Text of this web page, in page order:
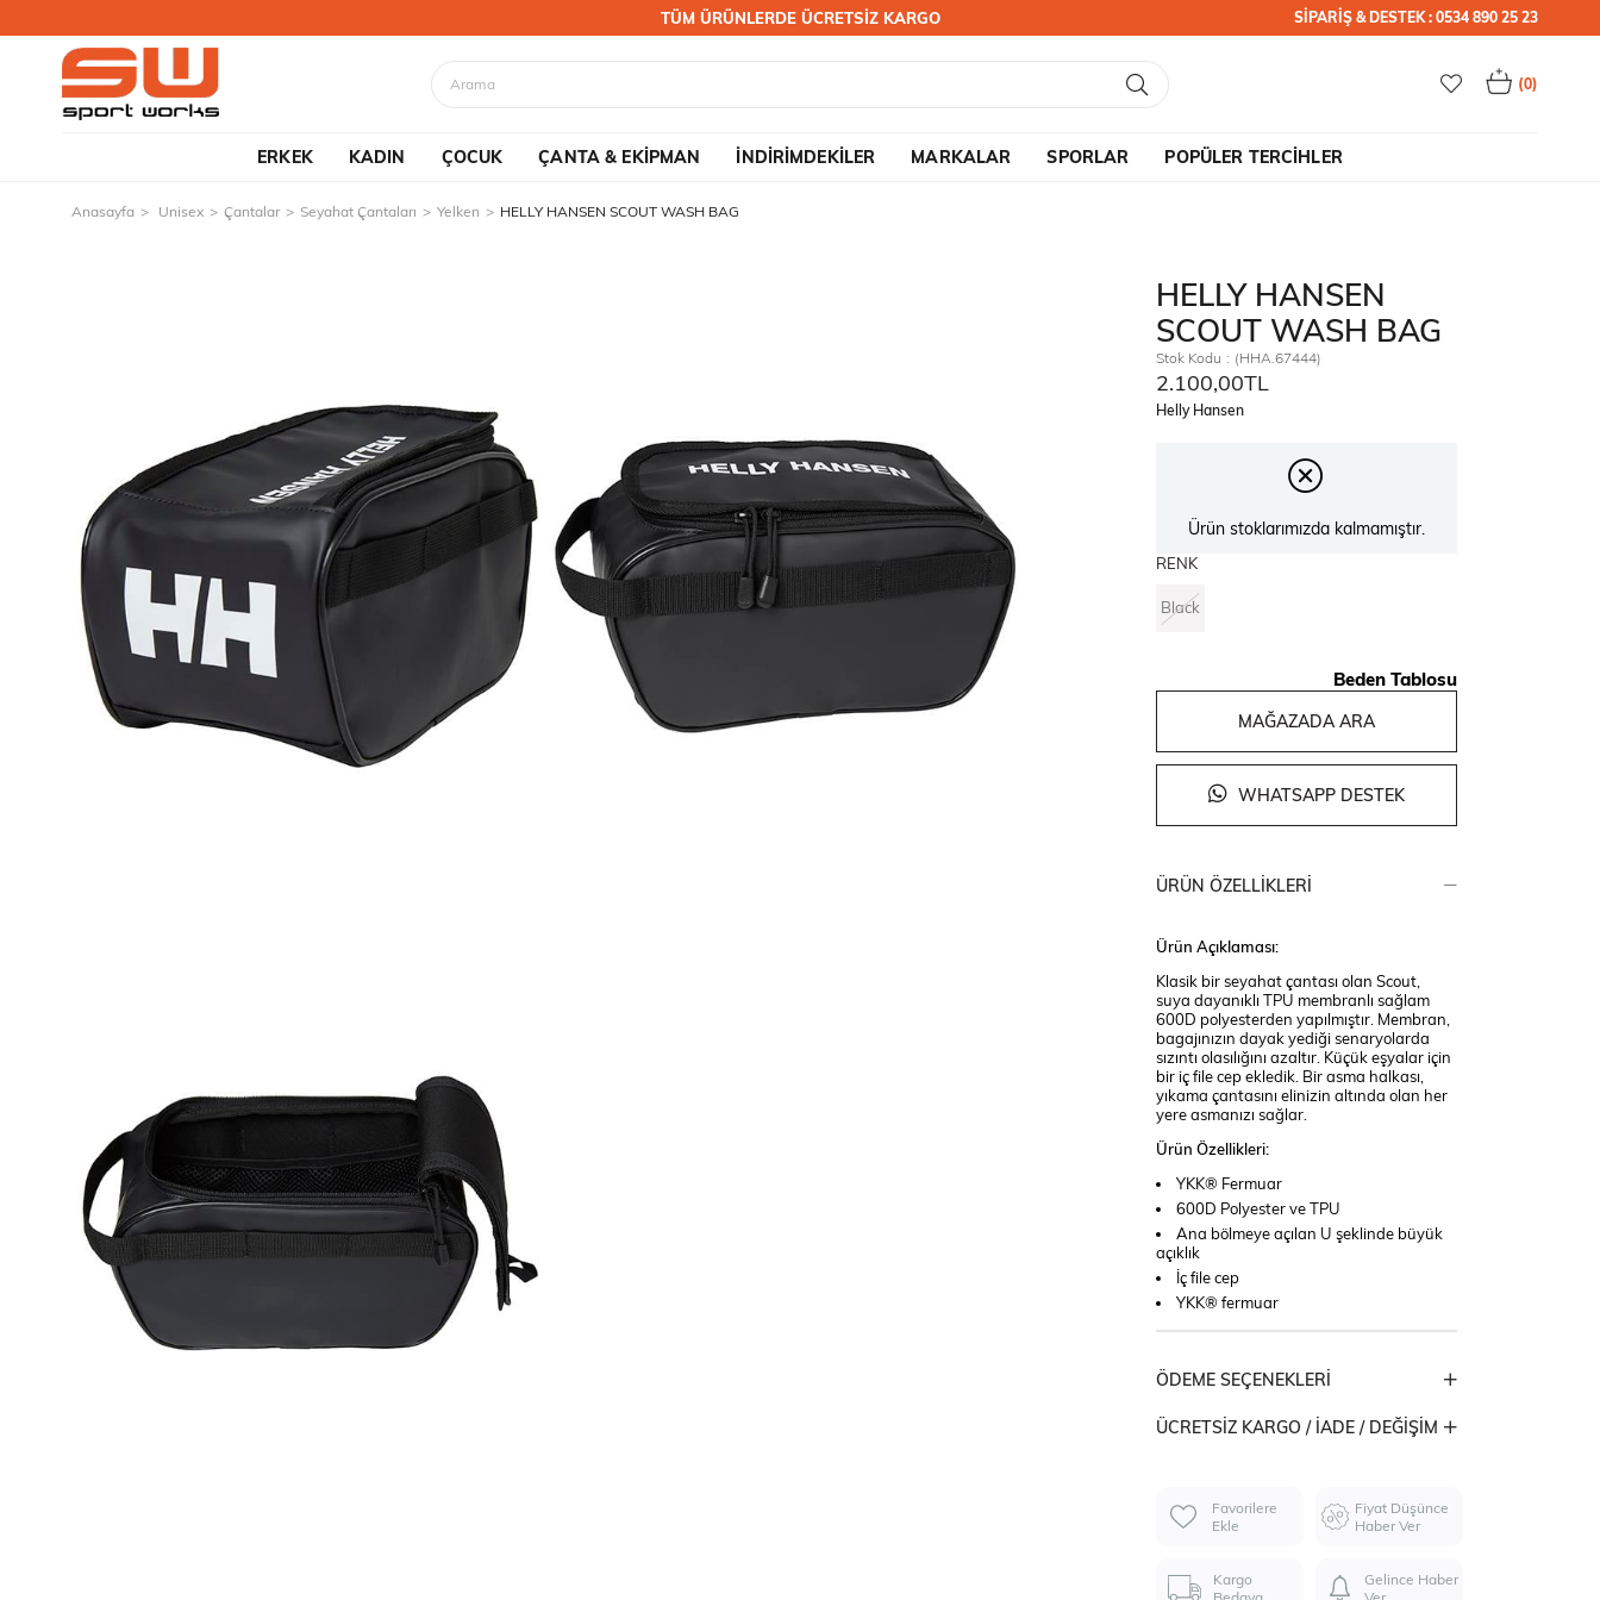
TÜM ÜRÜNLERDE ÜCRETSİZ KARGO SİPARİŞ & DESTEK : 0534 890 25 23
0
ERKEK KADIN ÇOCUK ÇANTA & EKİPMAN İNDİRİMDEKİLER MARKALAR SPORLAR POPÜLER TERCİHLER
Anasayfa Unisex Çantalar Seyahat Çantaları Yelken HELLY HANSEN SCOUT WASH BAG
HELLY HANSEN
SCOUT WASH BAG
Stok Kodu (HHA.67444)
2.100,00TL
Helly Hansen
Ürün stoklarımızda kalmamıştır.
RENK
Black
Beden Tablosu
MAĞAZADA ARA
WHATSAPP DESTEK
ÜRÜN ÖZELLIKLERI
Ürün Açıklaması:
Klasik bir seyahat çantası olan Scout,
suya dayanıklı TPU membranlı sağlam
600D polyesterden yapılmıştır. Membran,
bagajınızın dayak yediği senaryolarda
sızıntı olasılığını azaltır. Küçük eşyalar için
bir iç file cep ekledik. Bir asma halkası,
yıkama çantasını elinizin altında olan her
yere asmanızı sağlar.
Ürün Özellikleri:
YKK® Fermuar
600D Polyester ve TPU
Ana bölmeye açılan U şeklinde büyük
açıklık
İç file cep
YKK® fermuar
ÖDEME SEÇENEKLERI
ÜCRETSIZ KARGO / İADE / DEĞIŞIM
Favorilere
Ekle
Fiyat Düşünce
Haber Ver
Kargo
Bedava
Gelince Haber
Ver